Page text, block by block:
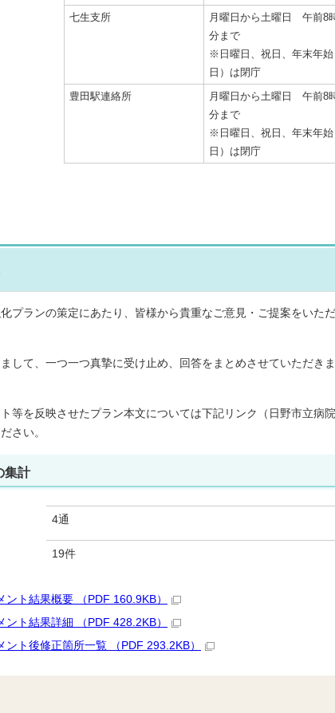
七生支所
月曜日から土曜日 午前8
分まで
※日曜日、祝日、年末年
日）は閉庁
豊田駅連絡所
月曜日から土曜日 午前8
分まで
※日曜日、祝日、年末年
日）は閉庁
プランの策定にあたり、皆様から貴重なご意見・ご提案をいた
して、一つ一つ真摯に受け止め、回答をまとめさせていただき
等を反映させたプラン本文については下記リンク（日野市立病
さい。
集計
4通
19件
ント結果概要 （PDF 160.9KB）
ント結果詳細 （PDF 428.2KB）
ント後修正箇所一覧 （PDF 293.2KB）